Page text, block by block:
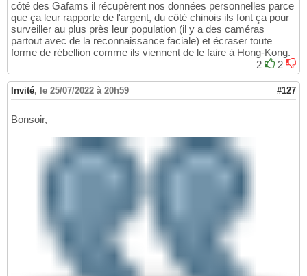
côté des Gafams il récupèrent nos données personnelles parce
que ça leur rapporte de l'argent, du côté chinois ils font ça pour
surveiller au plus près leur population (il y a des caméras
partout avec de la reconnaissance faciale) et écraser toute
forme de rébellion comme ils viennent de le faire à Hong-Kong.
2
2
Invité, le 25/07/2022 à 20h59 #127
Bonsoir,